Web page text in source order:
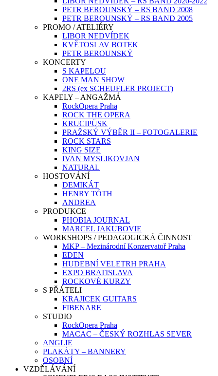
PETR BEROUNSKÝ – RS BAND 2008
PETR BEROUNSKÝ – RS BAND 2005
PROMO / ATELIÉRY
LIBOR NEDVÍDEK
KVĚTOSLAV BOTEK
PETR BEROUNSKÝ
KONCERTY
S KAPELOU
ONE MAN SHOW
2RS (ex SCHEUFLER PROJECT)
KAPELY – ANGAŽMÁ
RockOpera Praha
ROCK THE OPERA
KRUCIPÜSK
PRAŽSKÝ VÝBĚR II – FOTOGALERIE
ROCK STARS
KING SIZE
IVAN MYSLIKOVJAN
NATURAL
HOSTOVÁNÍ
DEMIKÁT
HENRY TÓTH
ANDREA
PRODUKCE
PHOBIA JOURNAL
MARCEL JAKUBOVIE
WORKSHOPS / PEDAGOGICKÁ ČINNOST
MKP – Mezinárodní Konzervatoř Praha
EDEN
HUDEBNÍ VELETRH PRAHA
EXPO BRATISLAVA
ROCKOVÉ KURZY
S PŘÁTELI
KRAJICEK GUITARS
FIBENARE
STUDIO
RockOpera Praha
MACAC – ČESKÝ ROZHLAS SEVER
ANGLIE
PLAKÁTY – BANNERY
OSOBNÍ
VZDĚLÁVÁNÍ